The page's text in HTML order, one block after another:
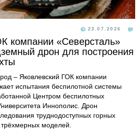
23.07.2026
компании «Северсталь»
дрон для построения
– Яковлевский ГОК компании
испытания беспилотной системы
Центром беспилотных
Иннополис. Дрон
труднодоступных горных
моделей.